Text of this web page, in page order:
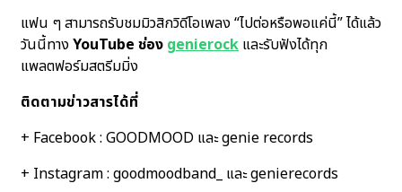
แฟน ๆ สามารถรับชมมิวสิกวิดีโอเพลง “ไปต่อหรือพอแค่นี้” ได้แล้ว
วันนี้ทางYouTube ช่อง genierock และรับฟังได้ทุก
แพลตฟอร์มสตรีมมิ่ง
ติดตามข่าวสารได้ที่
+ Facebook : GOODMOOD และ genie records
+ Instagram : goodmoodband_ และ genierecords